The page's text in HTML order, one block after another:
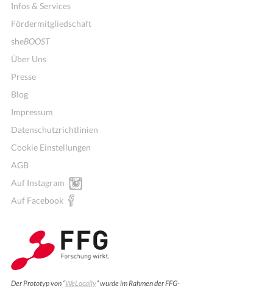
Infos & Services
Fördermitgliedschaft
sheBOOST
Über Uns
Presse
Blog
Impressum
Datenschutzrichtlinien
Cookie Einstellungen
AGB
Auf Instagram
Auf Facebook
Der Prototyp von “WeLocally” wurde im Rahmen der FFG-